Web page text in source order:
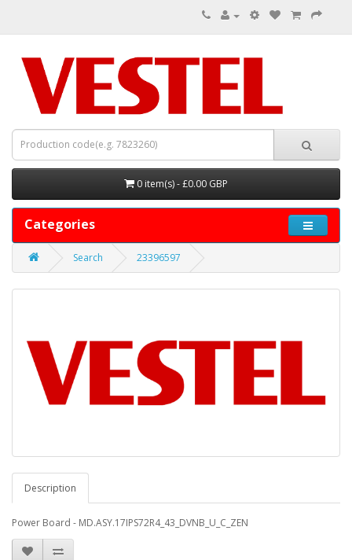
0 item(s) - £0.00 GBP
Categories
Search 23396597
Description
Power Board - MD.ASY.17IPS72R4_43_DVNB_U_C_ZEN